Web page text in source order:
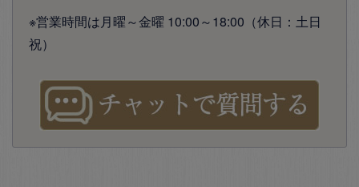
※営業時間は月曜～金曜 10:00～18:00（休日：土日
祝）